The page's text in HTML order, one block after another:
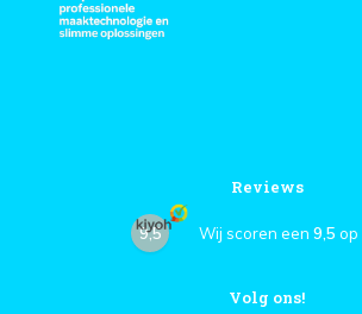
Reviews
9,5 Wij scoren een 9,5 op
Volg ons!